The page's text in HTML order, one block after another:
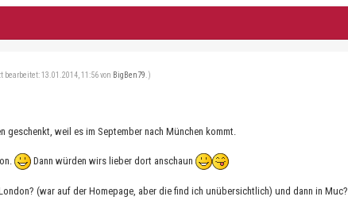
13.01.2014, 11:56 von BigBen79 .)
geschenkt, weil es im September nach München kommt.
Dann würden wirs lieber dort anschaun
(war auf der Homepage, aber die find ich unübersichtlich) und dann in Muc?